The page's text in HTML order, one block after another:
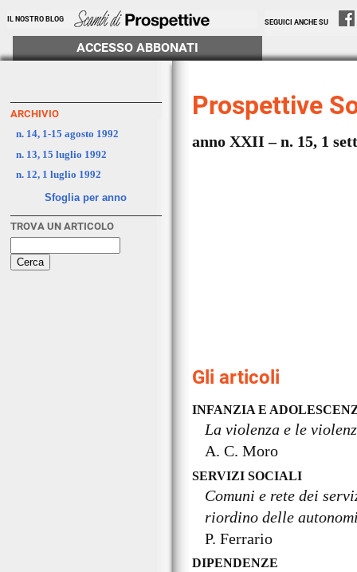
IL NOSTRO BLOG SEGUICI ANCHE SU
ACCESSO ABBONATI
Prospettive
anno XXII – n. 15, 1
Gli articoli
INFANZIA E
La violenza e le
A. C. Moro
SERVIZI SOCIALI
Comuni e rete dei
riordino delle
P. Ferrario
DIPENDENZE
ARCHIVIO
n. 14, 1-15 agosto 1992
n. 13, 15 luglio 1992
n. 12, 1 luglio 1992
Sfoglia per anno
TROVA UN ARTICOLO